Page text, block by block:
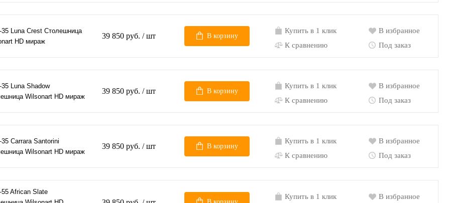
35 Luna Crest Столешница
HD мираж
39 850 руб. / шт В корзину
Купить в 1 клик
К сравнению
В избранное
Под заказ
35 Luna Shadow
Wilsonart HD мираж
39 850 руб. / шт В корзину
Купить в 1 клик
К сравнению
В избранное
Под заказ
35 Carrara Santorini
Wilsonart HD мираж
39 850 руб. / шт В корзину
Купить в 1 клик
К сравнению
В избранное
Под заказ
55 African Slate
Купить в 1 клик В избранное